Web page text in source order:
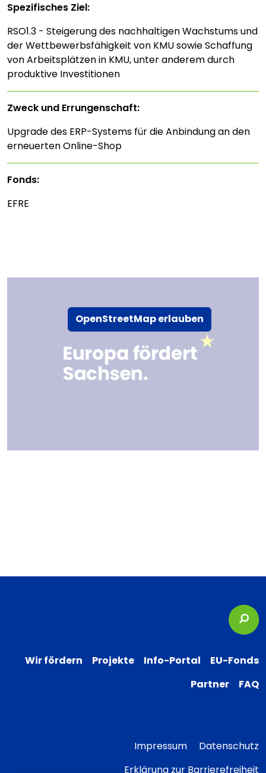
OpenStreetMap erlauben
Spezifisches Ziel:
RSO1.3 - Steigerung des nachhaltigen Wachstums und
der Wettbewerbsfähigkeit von KMU sowie Schaffung
von Arbeitsplätzen in KMU, unter anderem durch
produktive Investitionen
Zweck und Errungenschaft:
Upgrade des ERP-Systems für die Anbindung an den
erneuerten Online-Shop
Fonds:
EFRE
Wir fördern Projekte Info-Portal
EU-Fonds
Partner
FAQ
Impressum
Datenschutz
Erklärung zur Barrierefreiheit